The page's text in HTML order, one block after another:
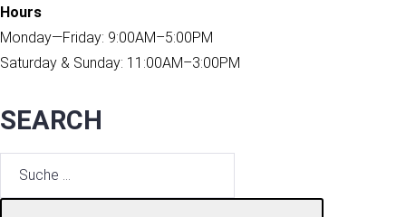
Hours
Monday—Friday: 9:00AM–5:00PM
Saturday & Sunday: 11:00AM–3:00PM
SEARCH